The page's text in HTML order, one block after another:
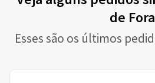
de Fora
Esses são os últimos